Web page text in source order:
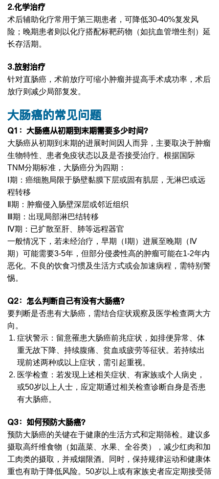
2.化学治疗
术后辅助化疗常用于第三期患者，可降低30-40%复发风
险；晚期患者则以化疗搭配标靶药物（如抗血管增生剂）延
长存活期。
3.放射治疗
针对直肠癌，术前放疗可缩小肿瘤并提高手术成功率，术后
放疗则减少局部复发。
大肠癌的常见问题
Q1 ：大肠癌从初期到末期需要多少时间？
大肠癌从初期到末期的进展时间因人而异，主要取决于肿瘤
生物特性、患者免疫状态以及是否接受治疗。根据国际
TNM分期标准，大肠癌分为四期：
Ⅰ期：癌细胞局限于肠壁黏膜下层或固有肌层，无淋巴或远
程转移
Ⅱ期：肿瘤侵入肠壁深层或邻近组织
Ⅲ期：出现局部淋巴结转移
Ⅳ期：已扩散至肝、肺等远程器官
一般情况下，若未经治疗，早期（Ⅰ期）进展至晚期（Ⅳ
期）可能需要3-5年，但部分侵袭性高的肿瘤可能在1-2年内
恶化。不良的饮食习惯及生活方式或会加速病程，需特别警
惕。
Q2：怎么判断自己有没有大肠癌？
要判断是否患有大肠癌，需结合症状观察及医学检查两大方
向。
症状警示：留意罹患大肠癌前兆症状，如排便异常、体
重无故下降、持续腹痛、贫血或疲劳等征状。若持续出
现前述两种或以上症状，需引起重视。
医学检查：若发现上述相关症状、有家族或个人病史，
或50岁以上人士，应定期通过相关检查诊断自身是否患
有大肠癌。
Q3：如何预防大肠癌？
预防大肠癌的关键在于健康的生活方式和定期筛检。建议多
摄取高纤维食物（如蔬菜、水果、全谷类），减少红肉和加
工肉类的摄取，并戒烟限酒。同时，保持规律运动和健康体
重也有助于降低风险。50岁以上或有家族史者应定期接受筛